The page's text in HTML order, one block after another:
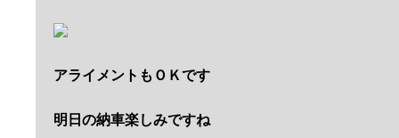
アライメントもＯＫです
明日の納車楽しみですね